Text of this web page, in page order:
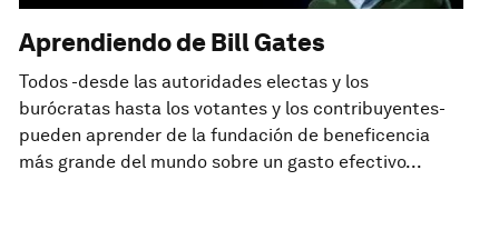
Aprendiendo de Bill Gates
Todos -desde las autoridades electas y los
burócratas hasta los votantes y los contribuyentes-
pueden aprender de la fundación de beneficencia
más grande del mundo sobre un gasto efectivo...